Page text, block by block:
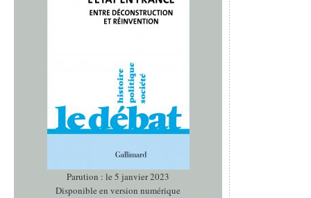
Parution : le 5 janvier 2023
Disponible en version numérique